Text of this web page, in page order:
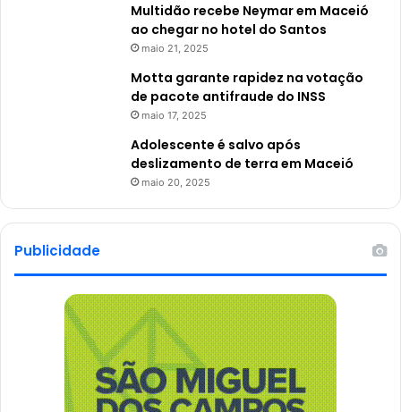
Multidão recebe Neymar em Maceió
ao chegar no hotel do Santos
maio 21, 2025
Motta garante rapidez na votação
de pacote antifraude do INSS
maio 17, 2025
Adolescente é salvo após
deslizamento de terra em Maceió
maio 20, 2025
Publicidade